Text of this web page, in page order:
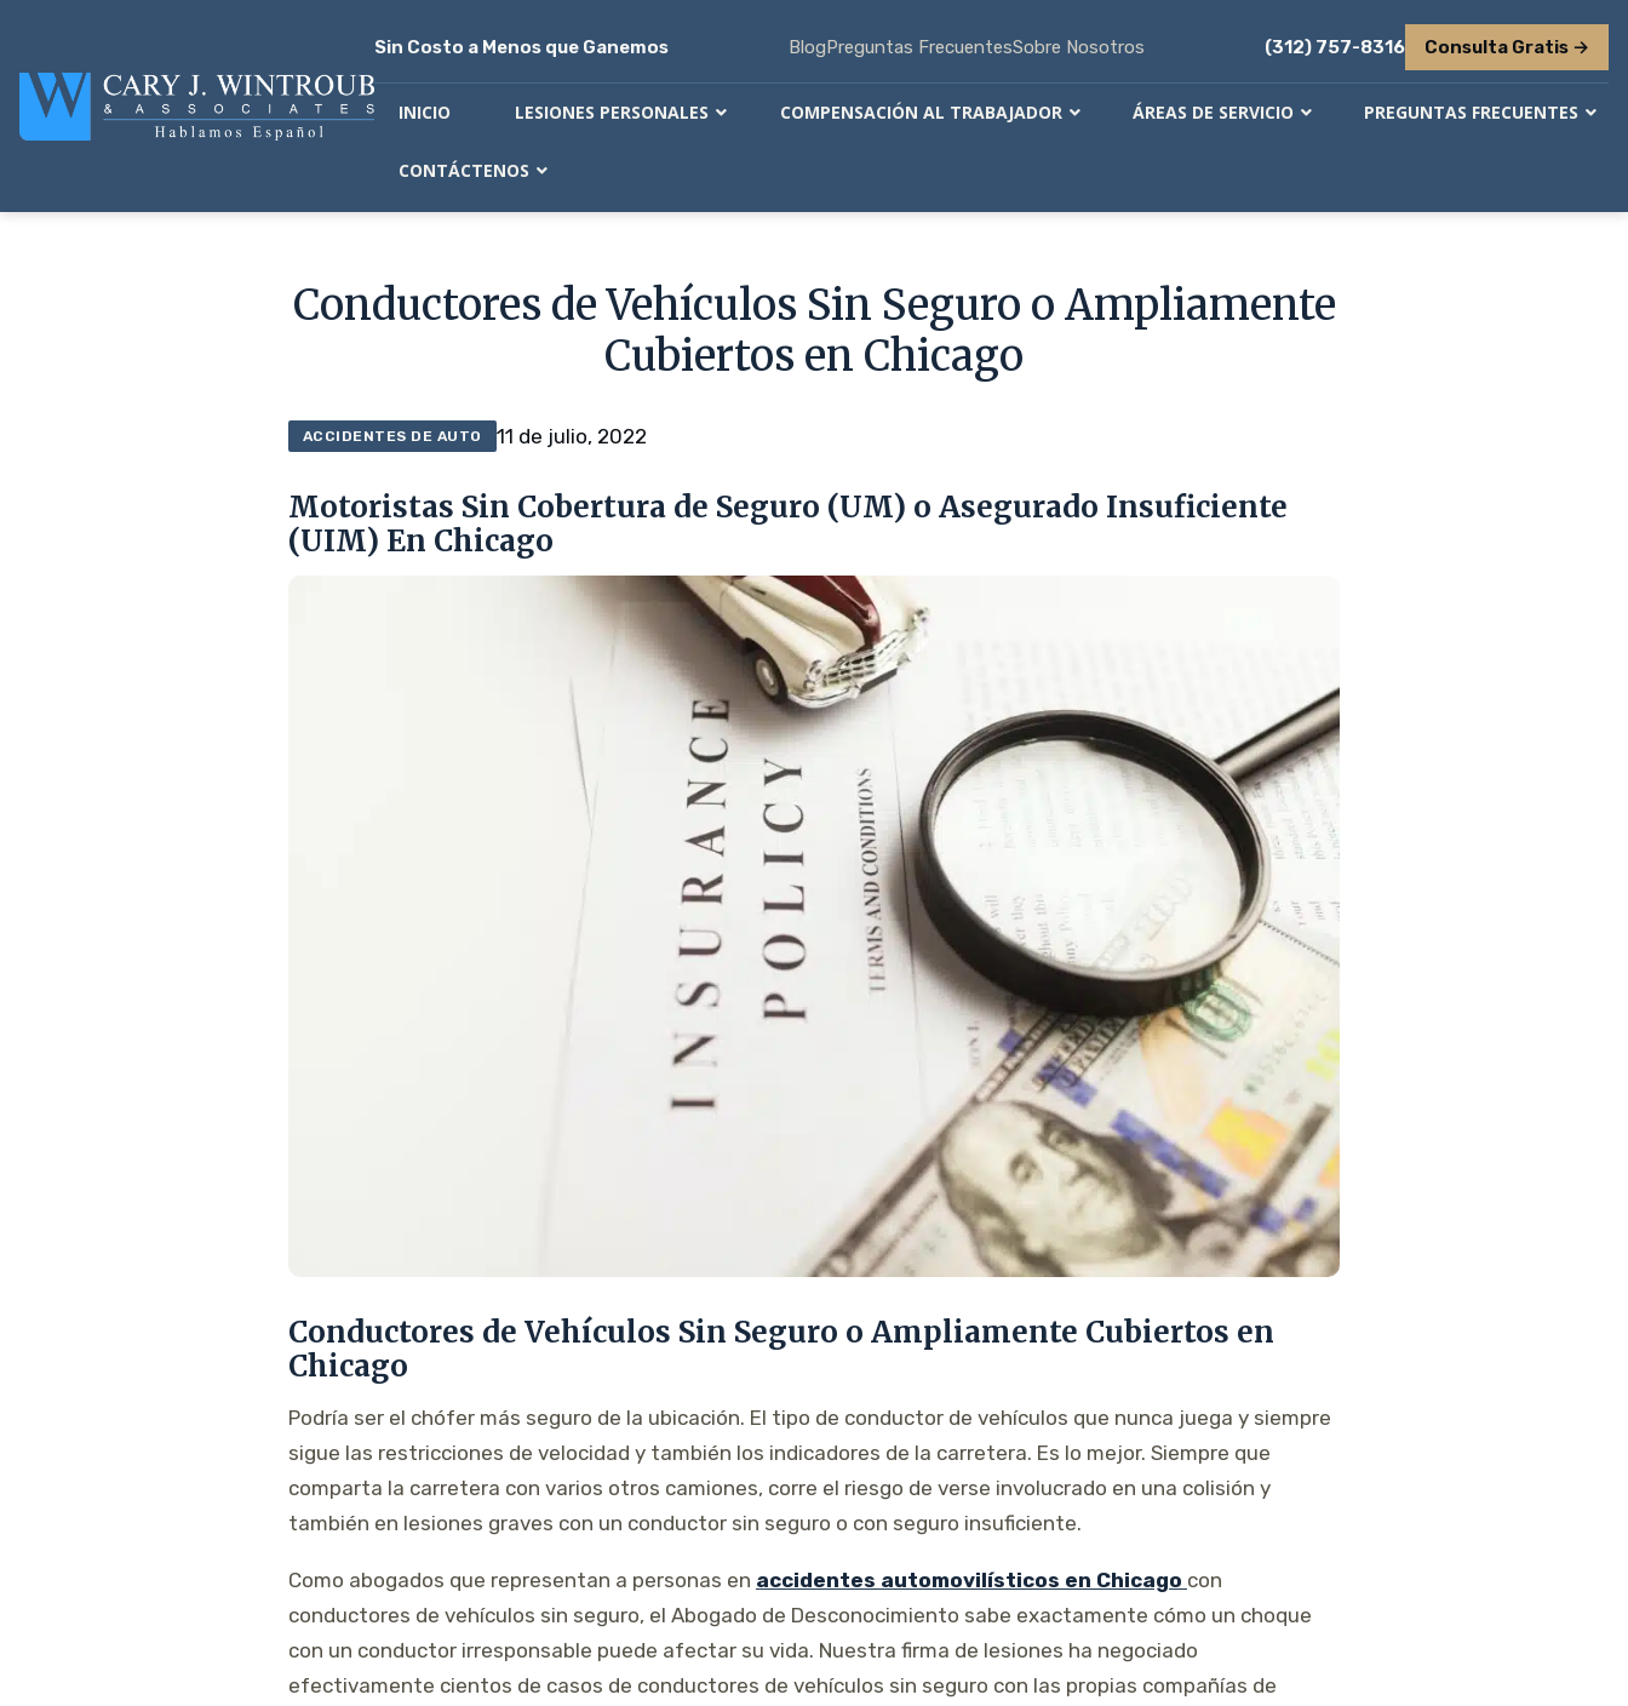
Sin Costo a Menos que Ganemos BlogPreguntas FrecuentesSobre Nosotros (312) 757-8316 Consulta Gratis →
INICIO LESIONES PERSONALES COMPENSACIÓN AL TRABAJADOR ÁREAS DE SERVICIO PREGUNTAS FRECUENTES
CONTÁCTENOS
Conductores de Vehículos Sin Seguro o Ampliamente
Cubiertos en Chicago
ACCIDENTES DE AUTO 11 de julio, 2022
Motoristas Sin Cobertura de Seguro (UM) o Asegurado Insuficiente
(UIM) En Chicago
Conductores de Vehículos Sin Seguro o Ampliamente Cubiertos en
Chicago
Podría ser el chófer más seguro de la ubicación. El tipo de conductor de vehículos que nunca juega y siempre
sigue las restricciones de velocidad y también los indicadores de la carretera. Es lo mejor. Siempre que
comparta la carretera con varios otros camiones, corre el riesgo de verse involucrado en una colisión y
también en lesiones graves con un conductor sin seguro o con seguro insuficiente.
Como abogados que representan a personas en accidentes automovilísticos en Chicago con
conductores de vehículos sin seguro, el Abogado de Desconocimiento sabe exactamente cómo un choque
con un conductor irresponsable puede afectar su vida. Nuestra firma de lesiones ha negociado
efectivamente cientos de casos de conductores de vehículos sin seguro con las propias compañías de